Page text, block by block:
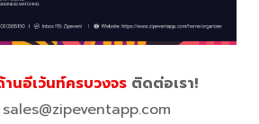
นอีเว้นท์ครบวงจรติดต่อเรา!